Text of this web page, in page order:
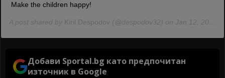
Make the children happy!
A post shared by Kiril Despodov (@despodov32) on Jan 12, 2020 at 2:50am PST
Добави Sportal.bg като предпочитан
източник в Google